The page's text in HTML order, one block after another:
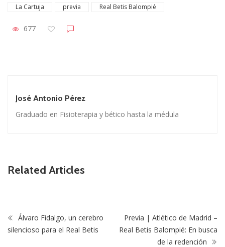
La Cartuja
previa Real Betis Balompié
677
José Antonio Pérez
Graduado en Fisioterapia y bético hasta la médula
Related Articles
Álvaro Fidalgo, un cerebro
silencioso para el Real Betis
Previa | Atlético de Madrid –
Real Betis Balompié: En busca
de la redención